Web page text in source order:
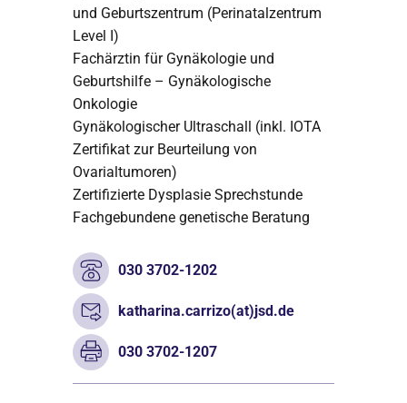
und Geburtszentrum (Perinatalzentrum
Level I)
Fachärztin für Gynäkologie und
Geburtshilfe – Gynäkologische
Onkologie
Gynäkologischer Ultraschall (inkl. IOTA
Zertifikat zur Beurteilung von
Ovarialtumoren)
Zertifizierte Dysplasie Sprechstunde
Fachgebundene genetische Beratung
030 3702-1202
katharina.carrizo(at)jsd.de
030 3702-1207